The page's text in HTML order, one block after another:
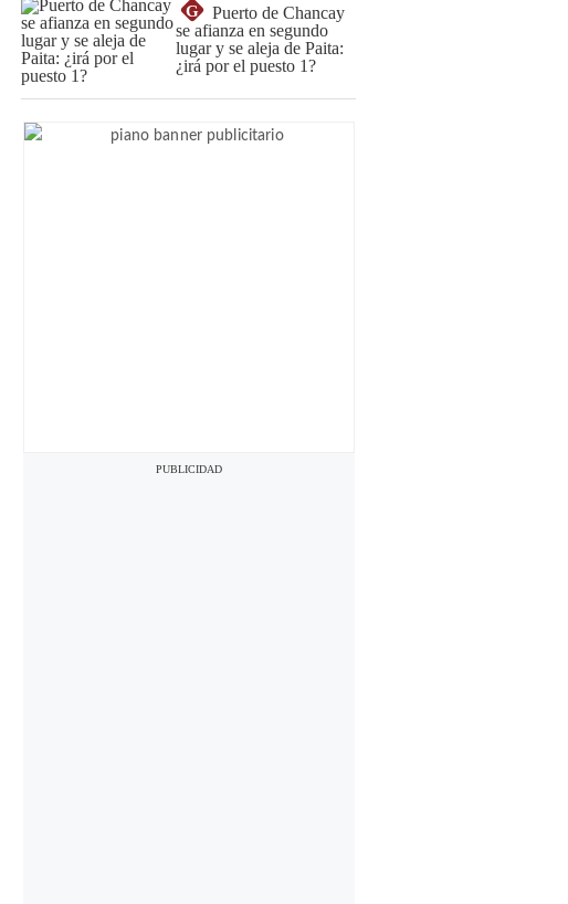
G
Puerto de Chancay
se afianza en segundo
lugar y se aleja de Paita:
¿irá por el puesto 1?